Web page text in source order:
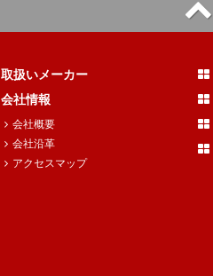
取扱いメーカー
会社情報
会社概要
会社沿革
アクセスマップ